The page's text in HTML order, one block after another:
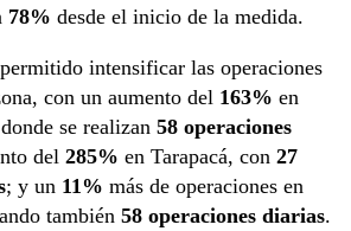
78% desde el inicio de la medida.
intensificar las operaciones
con un aumento del 163% en
se realizan 58 operaciones
del 285% en Tarapacá, con 27
; y un 11% más de operaciones en
también 58 operaciones diarias.